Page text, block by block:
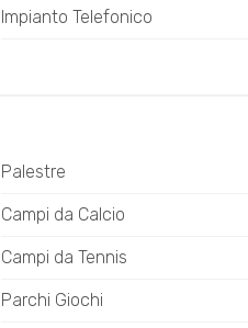
Impianto Telefonico
Palestre
Campi da Calcio
Campi da Tennis
Parchi Giochi